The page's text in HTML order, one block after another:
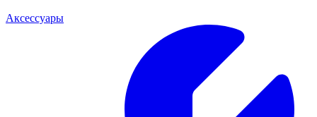
Аксессуары